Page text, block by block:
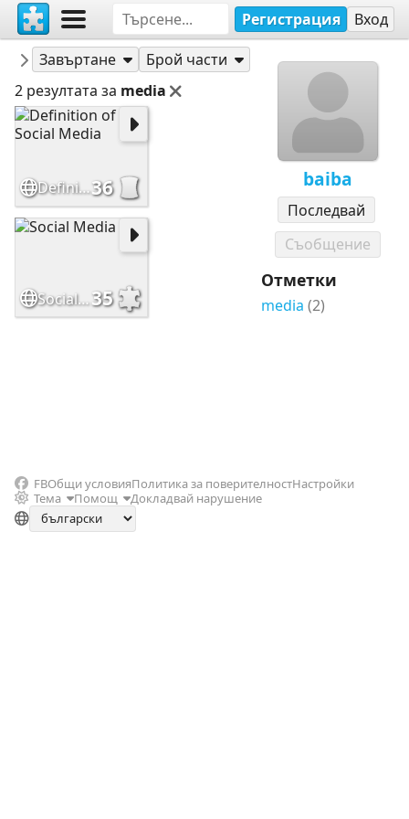
Регистрация Вход
baiba
Последвай
Съобщение
Отметки
media (2)
baiba
Пъзели
Завъртане
Брой части
2 резултата за media
Definition of Social Media36
Social Media35
FBОбщи условияПолитика за поверителностНастройки
Тема
Помощ Докладвай нарушение